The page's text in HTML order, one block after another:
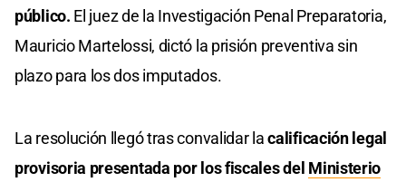
público. El juez de la Investigación Penal Preparatoria,
Mauricio Martelossi, dictó la prisión preventiva sin
plazo para los dos imputados.
La resolución llegó tras convalidar lacalificación legal
provisoria presentada por los fiscales del Ministerio